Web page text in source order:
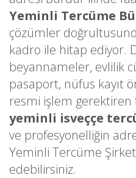
Yeminli Tercüme
çözümler
kadro ile hitap ediyor.
beyannameler, evlilik
pasaport, nüfus kayıt
resmi işlem gerektiren
yeminli isveççe
ve profesyonelliğin
Yeminli Tercüme
edebilirsiniz.